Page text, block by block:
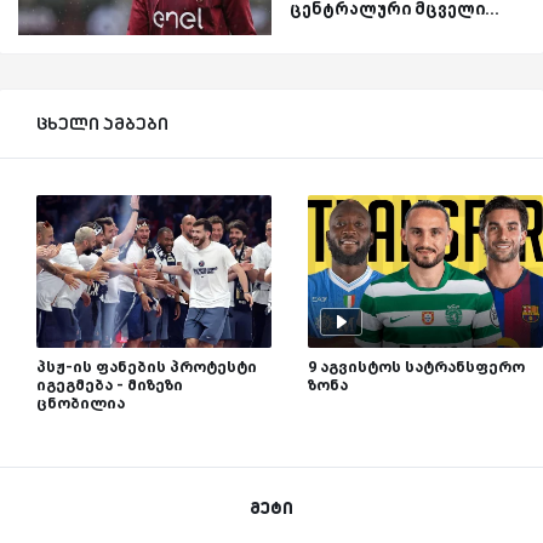
ცენტრალური მცველი...
ცხელი ამბები
პსჟ-ის ფანების პროტესტი
იგეგმება - მიზეზი
ცნობილია
9 აგვისტოს სატრანსფერო
ზონა
მეტი